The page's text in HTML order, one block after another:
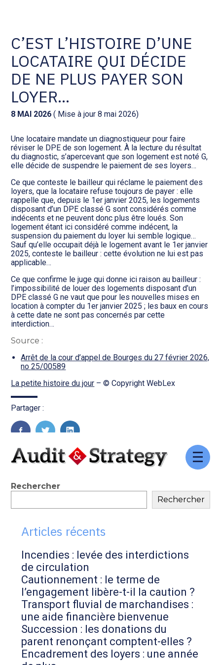
Aller
Social et ressources humaines
Assistance juridique
Pilotage d’entreprise
Audit légal
Gestion de patrimoine
Procédures collectives
Transition numérique
Tenue de votre comptabilité :
ACD
Facturation et pilotage :
EVOLIZ
Analyse et tableau de bord :
WAIBI
Gérer vos ressources
humaines : SILAE
C’EST L’HISTOIRE D’UNE
LOCATAIRE QUI DÉCIDE
DE NE PLUS PAYER SON
LOYER…
8 MAI 2026 ( Mise à jour 8 mai 2026)
Une locataire mandate un diagnostiqueur pour faire
réviser le DPE de son logement. À la lecture du résultat
du diagnostic, s’apercevant que son logement est noté G,
elle décide de suspendre le paiement de ses loyers…
Ce que conteste le bailleur qui réclame le paiement des
loyers, que la locataire refuse toujours de payer : elle
rappelle que, depuis le 1er janvier 2025, les logements
disposant d’un DPE classé G sont considérés comme
indécents et ne peuvent donc plus être loués. Son
logement étant ici considéré comme indécent, la
suspension du paiement du loyer lui semble logique…
Sauf qu’elle occupait déjà le logement avant le 1er janvier
2025, conteste le bailleur : cette évolution ne lui est pas
applicable…
Ce que confirme le juge qui donne ici raison au bailleur :
l’impossibilité de louer des logements disposant d’un
DPE classé G ne vaut que pour les nouvelles mises en
location à compter du 1er janvier 2025 ; les baux en cours
à cette date ne sont pas concernés par cette
interdiction…
Source :
Arrêt de la cour d’appel de Bourges du 27 février 2026,
no 25/00589
La petite histoire du jour – © Copyright WebLex
Partager :
Blog
sidebar
Rechercher
Rechercher
Articles récents
Incendies : levée des interdictions
de circulation
Cautionnement : le terme de
l’engagement libère-t-il la caution ?
Transport fluvial de marchandises :
une aide financière bienvenue
Succession : les donations du
parent renonçant comptent-elles ?
Encadrement des loyers : une année